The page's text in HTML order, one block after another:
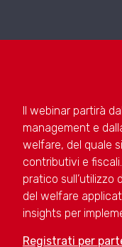
Il webinar partirà
management e
welfare, del quale
contributivi e
pratico sull’utilizzo
del welfare
insights per
Registrati per